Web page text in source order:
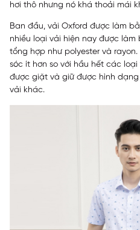
hơi thô nhưng nó khá thoải mái
Ban đầu, vải Oxford được làm
nhiều loại vải hiện nay được
tổng hợp như polyester và
sóc ít hơn so với hầu hết các
được giặt và giữ được hình
vải khác.